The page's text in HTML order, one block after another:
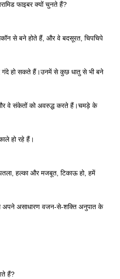
फाइबर क्यों चुनते हैं?
से बने होते हैं, और वे बदसूरत, चिपचिपे
हो सकते हैं।उनमें से कुछ धातु से भी बने
वे संकेतों को अवरुद्ध करते हैं।चमड़े के
हो रहे हैं।
हल्का और मजबूत, टिकाऊ हो, हमें
अपने असाधारण वजन-से-शक्ति अनुपात के
हैं?